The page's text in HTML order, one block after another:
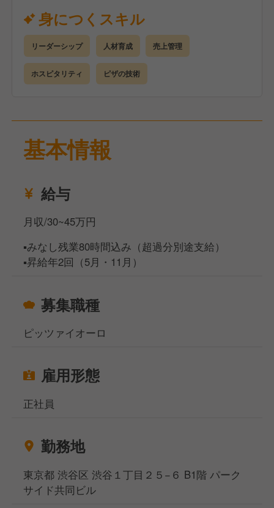
むお店なので元気なスタッフばかりです。オープンキ
ッチンなので黙々と料理をするのではなく、カウンタ
ーのお客様と会話しながら料理をします。
初期研修を始め、勤務後も定期的な研修がある他、担
当SVのサポートもありますのでどんどんスキルアッ
身につくスキル
リーダーシップ 人材育成 売上管理
ホスピタリティ ピザの技術
基本情報
給与
月収/30~45万円
▪️みなし残業80時間込み（超過分別途支給）
▪️昇給年2回（5月・11月）
募集職種
ピッツァイオーロ
雇用形態
正社員
勤務地
東京都 渋谷区 渋谷１丁目２５−６ B1階 パーク
サイド共同ビル